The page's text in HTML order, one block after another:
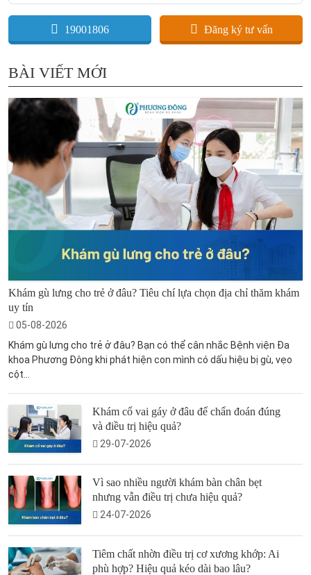
19001806 Đăng ký tư vấn
BÀI VIẾT MỚI
Khám gù lưng cho trẻ ở đâu? Tiêu chí lựa chọn địa chỉ thăm khám
uy tín
05-08-2026
Khám gù lưng cho trẻ ở đâu? Bạn có thể cân nhắc Bệnh viện Đa
khoa Phương Đông khi phát hiện con mình có dấu hiệu bị gù, vẹo
cột...
Khám cổ vai gáy ở đâu để chẩn đoán đúng
và điều trị hiệu quả?
29-07-2026
Vì sao nhiều người khám bàn chân bẹt
nhưng vẫn điều trị chưa hiệu quả?
24-07-2026
Tiêm chất nhờn điều trị cơ xương khớp: Ai
phù hợp? Hiệu quả kéo dài bao lâu?